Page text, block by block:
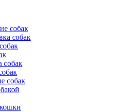
собак
собак
собак
собак